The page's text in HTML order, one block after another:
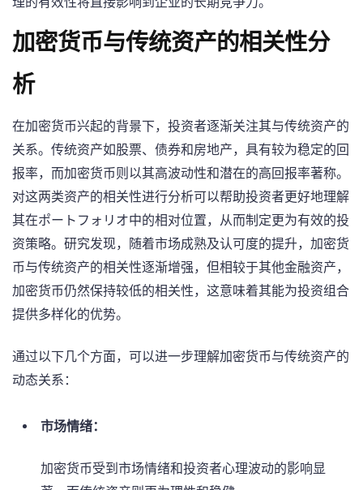
加密货币与传统资产的相关性分
析
在加密货币兴起的背景下，投资者逐渐关注其与传统资产的
关系。传统资产如股票、债券和房地产，具有较为稳定的回
报率，而加密货币则以其高波动性和潜在的高回报率著称。
对这两类资产的相关性进行分析可以帮助投资者更好地理解
其在ポートフォリオ中的相对位置，从而制定更为有效的投
资策略。研究发现，随着市场成熟及认可度的提升，加密货
币与传统资产的相关性逐渐增强，但相较于其他金融资产，
加密货币仍然保持较低的相关性，这意味着其能为投资组合
提供多样化的优势。
通过以下几个方面，可以进一步理解加密货币与传统资产的
动态关系：
市场情绪：
加密货币受到市场情绪和投资者心理波动的影响显